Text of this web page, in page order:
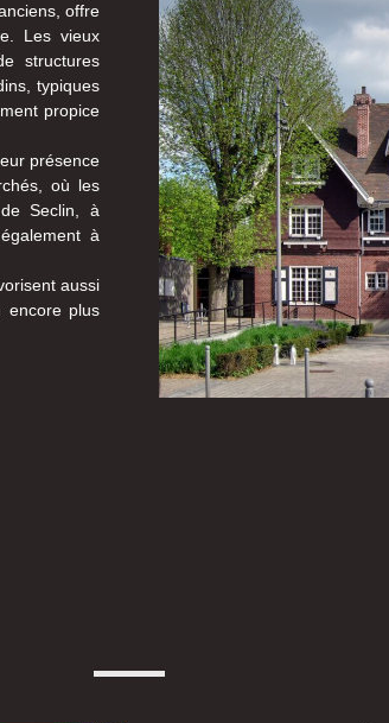
offre
Les vieux
structures
typiques
propice
présence
où les
Seclin, à
à
aussi
encore plus